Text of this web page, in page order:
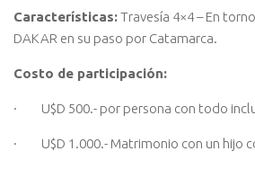
Características:Travesía 4×4 – En
DAKAR en su paso por Catamarca.
Costo de participación:
· U$D 500.- por persona con todo
· U$D 1.000.- Matrimonio con un hijo